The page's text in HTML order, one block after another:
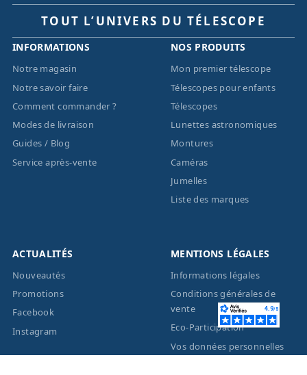
TOUT L’UNIVERS DU TÉLESCOPE
INFORMATIONS
Notre magasin
Notre savoir faire
Comment commander ?
Modes de livraison
Guides / Blog
Service après-vente
NOS PRODUITS
Mon premier télescope
Télescopes pour enfants
Télescopes
Lunettes astronomiques
Montures
Caméras
Jumelles
Liste des marques
ACTUALITÉS
Nouveautés
Promotions
Facebook
Instagram
MENTIONS LÉGALES
Informations légales
Conditions générales de
vente
Eco-Participation
Vos données personnelles